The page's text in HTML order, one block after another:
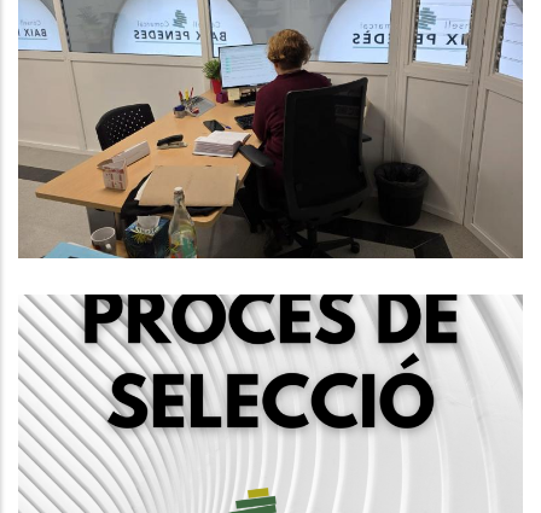
Subvenció De La Diputació De
Tarragona Per A Finançar Els
Programes D'assistències I
Serveis, Mobilitat Als Ajuntaments.
OFERTA LABORAL
P. econòmica